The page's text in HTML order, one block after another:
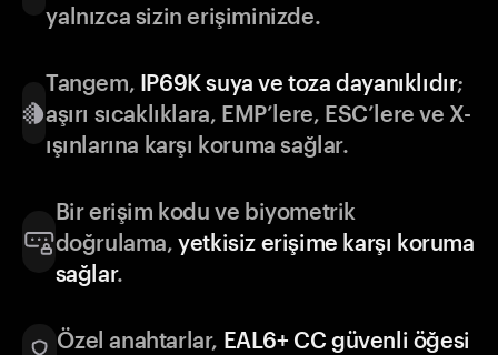
yalnızca sizin erişiminizde.
Tangem, IP69K suya ve toza dayanıklıdır;
aşırı sıcaklıklara, EMP’lere, ESC’lere ve X-
ışınlarına karşı koruma sağlar.
Bir erişim kodu ve biyometrik
doğrulama,yetkisiz erişime karşı koruma
sağlar.
Özel anahtarlar, EAL6+ CC güvenli öğesi